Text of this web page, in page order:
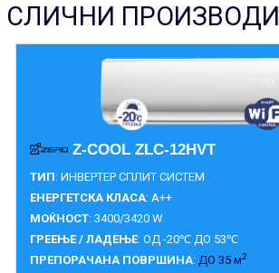
СЛИЧНИ ПРОИЗВОДИ
Z-COOL ZLC-12HVT
ТИП: ИНВЕРТЕР СПЛИТ СИСТЕМ
ЕНЕРГЕТСКА КЛАСА: A++
МОЌНОСТ: 3400/3420 W
ГРЕЕЊЕ / ЛАДЕЊЕ: ОД -20℃ ДО 53℃
ПРЕПОРАЧАНА ПОВРШИНА: ДО 35 м2